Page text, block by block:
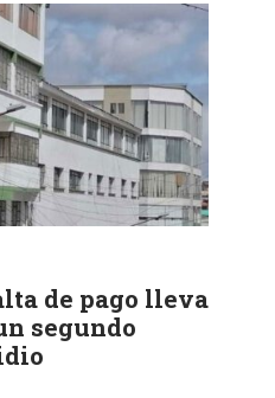
de pago lleva
segundo